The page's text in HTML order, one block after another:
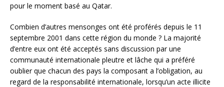
pour le moment basé au Qatar.
Combien d’autres mensonges ont été proférés depuis le 11
septembre 2001 dans cette région du monde ? La majorité
d’entre eux ont été acceptés sans discussion par une
communauté internationale pleutre et lâche qui a préféré
oublier que chacun des pays la composant a l’obligation, au
regard de la responsabilité internationale, lorsqu’un acte illicite